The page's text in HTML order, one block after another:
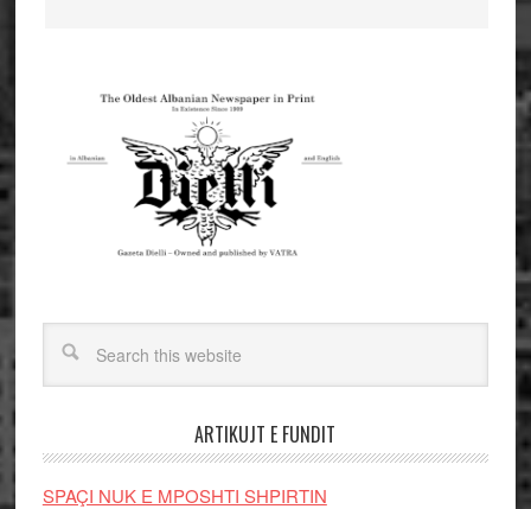
ARTIKUJT E FUNDIT
SPAÇI NUK E MPOSHTI SHPIRTIN